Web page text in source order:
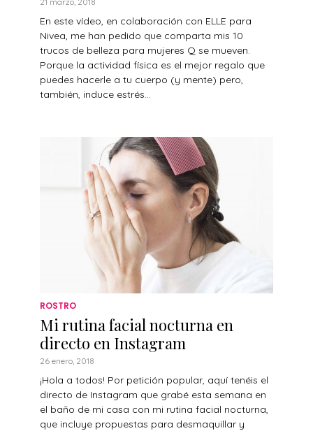
En este vídeo, en colaboración con ELLE para
Nivea, me han pedido que comparta mis 10
trucos de belleza para mujeres Q se mueven.
Porque la actividad física es el mejor regalo que
puedes hacerle a tu cuerpo (y mente) pero,
también, induce estrés...
ROSTRO
Mi rutina facial nocturna en
directo en Instagram
26 enero, 2018
¡Hola a todos! Por petición popular, aquí tenéis el
directo de Instagram que grabé esta semana en
el baño de mi casa con mi rutina facial nocturna,
que incluye propuestas para desmaquillar y